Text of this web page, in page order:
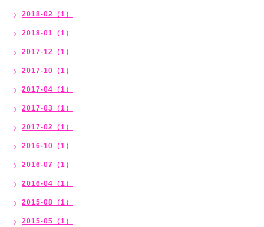
2018-02（1）
2018-01（1）
2017-12（1）
2017-10（1）
2017-04（1）
2017-03（1）
2017-02（1）
2016-10（1）
2016-07（1）
2016-04（1）
2015-08（1）
2015-05（1）